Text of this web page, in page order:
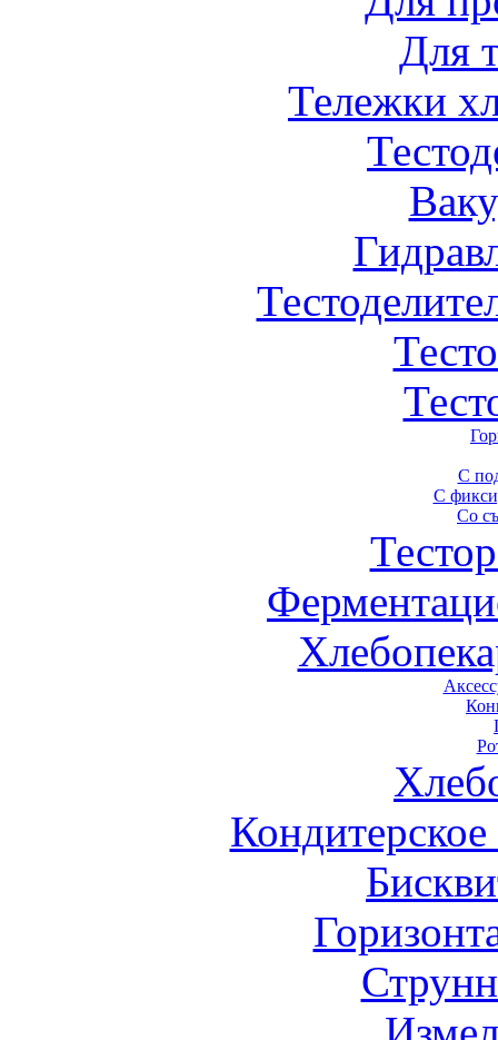
Для
Тележки
С
С
Со